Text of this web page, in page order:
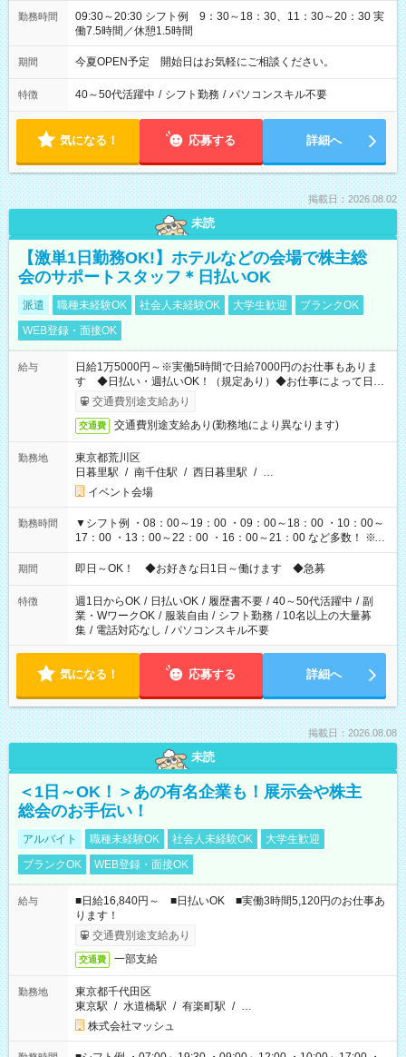
勤務時間
09:30～20:30 シフト例 9：30～18：30、11：30～20：30 実
働7.5時間／休憩1.5時間
期間 今夏OPEN予定 開始日はお気軽にご相談ください。
特徴 40～50代活躍中 / シフト勤務 / パソコンスキル不要
気になる！ 応募する 詳細へ
掲載日：2026.08.02
未読
【激単1日勤務OK!】ホテルなどの会場で株主総
会のサポートスタッフ＊日払いOK
派遣 職種未経験OK 社会人未経験OK 大学生歓迎
ブランクOK
WEB登録・面接OK
給与
日給1万5000円～※実働5時間で日給7000円のお仕事もありま
す ◆日払い・週払いOK！（規定あり）◆お仕事によって日給
も異なります
交通費別途支給あり
交通費 交通費別途支給あり(勤務地により異なります)
勤務地
東京都荒川区
日暮里駅 / 南千住駅 / 西日暮里駅 / …
イベント会場
勤務時間
▼シフト例 ・08：00～19：00 ・09：00～18：00 ・10：00～
17：00 ・13：00～22：00 ・16：00～21：00 など多数！ ※お
仕事により勤務時間が異なります
期間 即日～OK！ ◆お好きな日1日～働けます ◆急募
特徴 週1日からOK / 日払いOK / 履歴書不要 / 40～50代活躍中 / 副
業・WワークOK / 服装自由 / シフト勤務 / 10名以上の大量募
集 / 電話対応なし / パソコンスキル不要
気になる！ 応募する 詳細へ
掲載日：2026.08.08
未読
＜1日～OK！＞あの有名企業も！展示会や株主
総会のお手伝い！
アルバイト 職種未経験OK 社会人未経験OK
大学生歓迎
ブランクOK
WEB登録・面接OK
給与
■日給16,840円～ ■日払いOK ■実働3時間5,120円のお仕事あ
ります！
交通費別途支給あり
交通費 一部支給
勤務地
東京都千代田区
東京駅 / 水道橋駅 / 有楽町駅 / …
株式会社マッシュ